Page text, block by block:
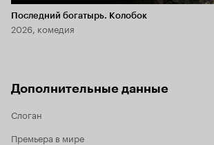
Последний богатырь. Колобок
2026, комедия
Дополнительные данные
Слоган
Премьера в мире